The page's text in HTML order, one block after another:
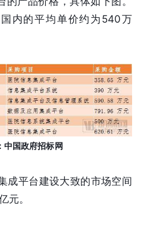
内的平均单价约为540万
中国政府招标网
成平台建设大致的市场空间
元。